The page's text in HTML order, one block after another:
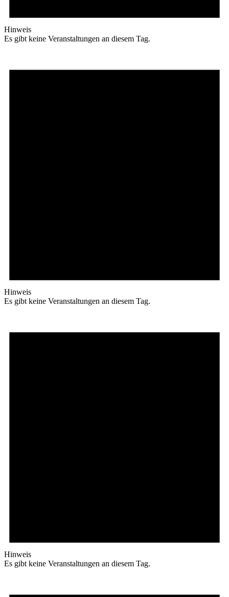
Hinweis
Es gibt keine Veranstaltungen an diesem Tag.
Hinweis
Es gibt keine Veranstaltungen an diesem Tag.
Hinweis
Es gibt keine Veranstaltungen an diesem Tag.